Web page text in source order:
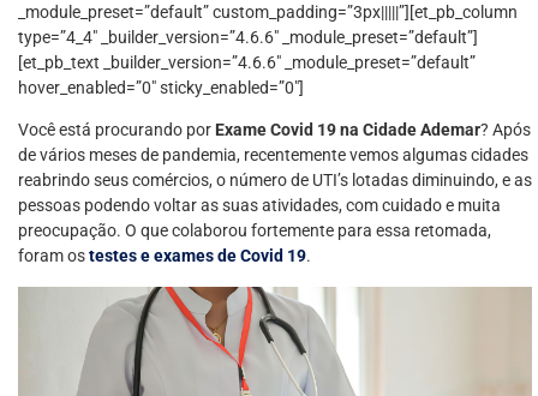
_module_preset=”default” custom_padding=”3px|||||”][et_pb_column
type=”4_4″ _builder_version=”4.6.6″ _module_preset=”default”]
[et_pb_text _builder_version=”4.6.6″ _module_preset=”default”
hover_enabled=”0″ sticky_enabled=”0″]
Você está procurando por Exame Covid 19 na Cidade Ademar? Após
de vários meses de pandemia, recentemente vemos algumas cidades
reabrindo seus comércios, o número de UTI’s lotadas diminuindo, e as
pessoas podendo voltar as suas atividades, com cuidado e muita
preocupação. O que colaborou fortemente para essa retomada,
foram ostestes e exames de Covid 19.